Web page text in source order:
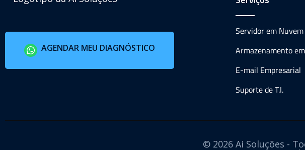
AGENDAR MEU DIAGNÓSTICO
Servidor em Nuvem
Armazenamento
E-mail Empresarial
Suporte de T.I.
© 2026 Ai Soluções -